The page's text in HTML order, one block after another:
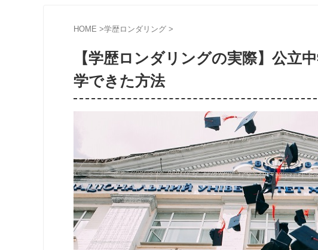
HOME >学歴ロンダリング >
【学歴ロンダリングの実際】公立
学できた方法